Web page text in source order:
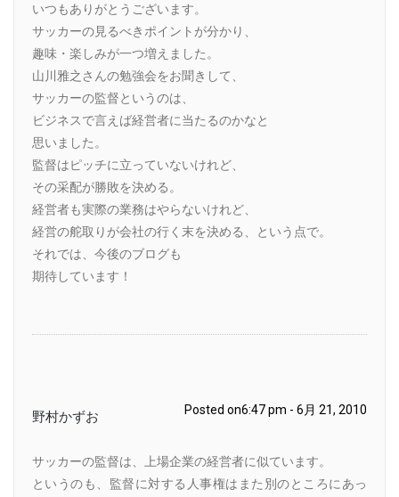
いつもありがとうございます。
サッカーの見るべきポイントが分かり、
趣味・楽しみが一つ増えました。
山川雅之さんの勉強会をお聞きして、
サッカーの監督というのは、
ビジネスで言えば経営者に当たるのかなと
思いました。
監督はピッチに立っていないけれど、
その采配が勝敗を決める。
経営者も実際の業務はやらないけれど、
経営の舵取りが会社の行く末を決める、という点で。
それでは、今後のブログも
期待しています！
野村かずお Posted on6:47 pm - 6月 21, 2010
サッカーの監督は、上場企業の経営者に似ています。
というのも、監督に対する人事権はまた別のところにあっ